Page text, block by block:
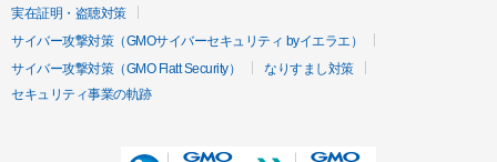
実在証明・盗聴対策
サイバー攻撃対策（GMOサイバーセキュリティ byイエラエ）
サイバー攻撃対策（GMO Flatt Security）
なりすまし対策
セキュリティ事業の軌跡